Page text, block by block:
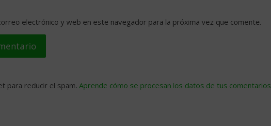
electrónico y web en este navegador para la próxima vez que comente.
para reducir el spam. Aprende cómo se procesan los datos de tus comentarios